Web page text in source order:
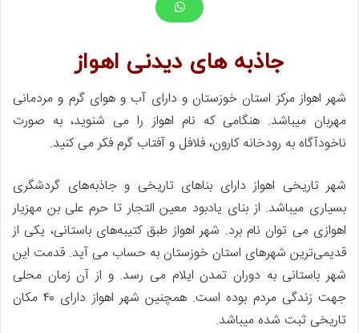
جاذبه های دیدنی اهواز
شهر اهواز مرکز استان خوزستان و دارای آب و هوای گرم و مردمانی
مهربان میباشد. هنگامی که نام اهواز را می شنوید، به صورت
ناخودآگاه به رودخانه کارون، فلافل و آفتاب گرم فکر می کنید.
شهر تاریخی اهواز دارای بناهای تاریخی و جاذبه‌های گردشگری
بسیاری میباشد. از بنای یادبود معین التجار تا حرم علی بن مهزیار
اهوازی می توان نام برد. شهر اهواز طبق کتیبه‌های باستانی، یکی از
قدیمی‌ترین شهرهای استان خوزستان به حساب می آید. قدمت این
شهر باستانی به دوران تمدن ایلام می رسد. و از آن زمان محلی
جهت زندگی مردم بوده است. همچنین شهر اهواز دارای ۴۰ مکان
تاریخی ثبت شده میباشد.